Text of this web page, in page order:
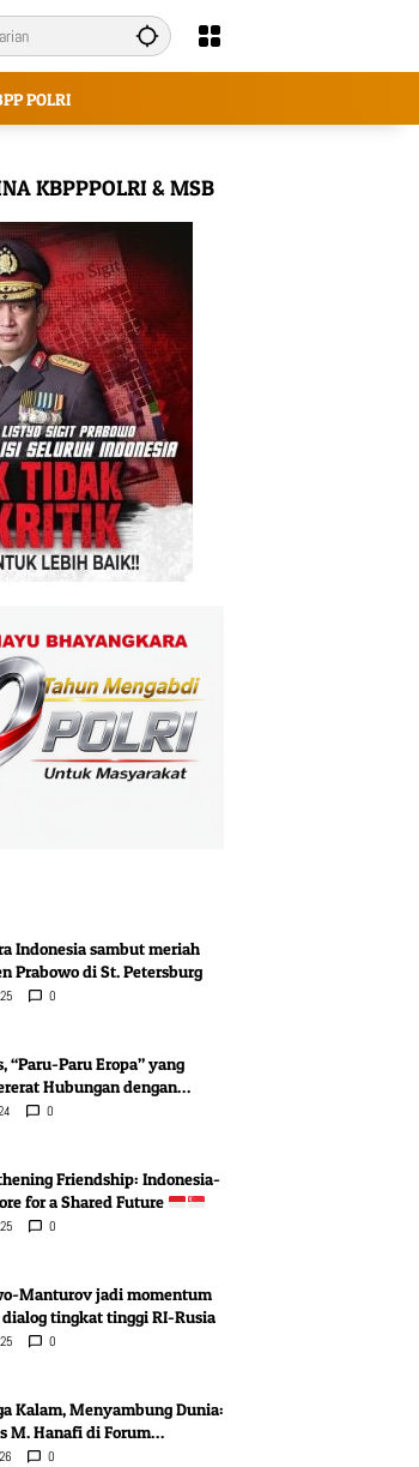
POLRI
KBPPPOLRI & MSB
Indonesia sambut meriah
Prabowo di St. Petersburg
0
“Paru-Paru Eropa” yang
Hubungan dengan
di Berbagai Bidang
0
Friendship: Indonesia-
for a Shared Future
0
Manturov jadi momentum
dialog tingkat tinggi RI-Rusia
0
Kalam, Menyambung Dunia:
M. Hanafi di Forum
Mushaf Karbala
0